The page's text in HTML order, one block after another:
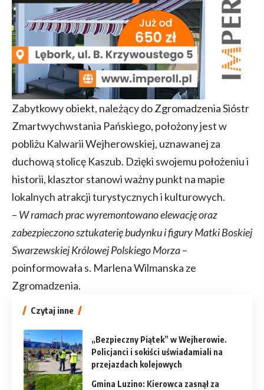
Zabytkowy obiekt, należący do Zgromadzenia Sióstr
Zmartwychwstania Pańskiego, położony jest w
pobliżu Kalwarii Wejherowskiej, uznawanej za
duchową stolicę Kaszub. Dzięki swojemu położeniu i
historii, klasztor stanowi ważny punkt na mapie
lokalnych atrakcji turystycznych i kulturowych.
– W ramach prac wyremontowano elewację oraz
zabezpieczono sztukaterię budynku i figury Matki Boskiej
Swarzewskiej Królowej Polskiego Morza–
poinformowała s. Marlena Wilmanska ze
Zgromadzenia.
Czytaj inne
„Bezpieczny Piątek” w Wejherowie.
Policjanci i sokiści uświadamiali na
przejazdach kolejowych
Gmina Luzino: Kierowca zasnął za